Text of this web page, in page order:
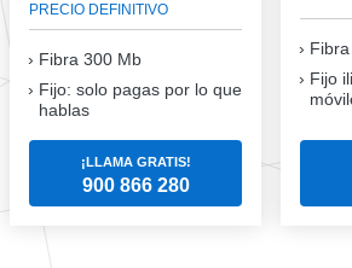
PRECIO DEFINITIVO
Fibra 300 Mb
Fijo: solo pagas por lo que
hablas
¡LLAMA GRATIS!
900 866 280
Fijo